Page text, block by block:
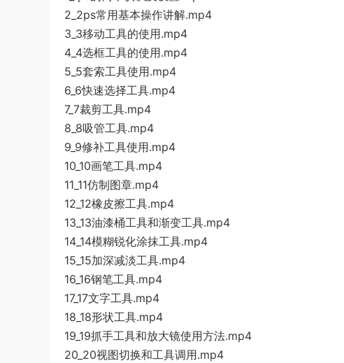
2_2ps常用基本操作讲解.mp4
3_3移动工具的使用.mp4
4_4选框工具的使用.mp4
5_5套索工具使用.mp4
6_6快速选择工具.mp4
7_7裁剪工具.mp4
8_8吸管工具.mp4
9_9修补工具使用.mp4
10_10画笔工具.mp4
11_11仿制图章.mp4
12_12橡皮擦工具.mp4
13_13油漆桶工具和渐变工具.mp4
14_14模糊锐化涂抹工具.mp4
15_15加深减淡工具.mp4
16_16钢笔工具.mp4
17_17文字工具.mp4
18_18形状工具.mp4
19_19抓手工具和放大镜使用方法.mp4
20_20视图切换和工具调用.mp4